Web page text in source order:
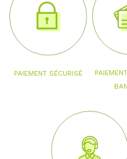
PAIEMENT SÉCURISÉ